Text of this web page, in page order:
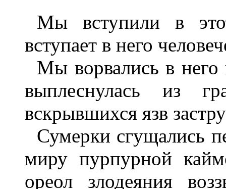
Мы вступили в
вступает в него
Мы ворвались в него
выплеснулась из
вскрывшихся язв
Сумерки сгущались
миру пурпурной
ореол злодеяния